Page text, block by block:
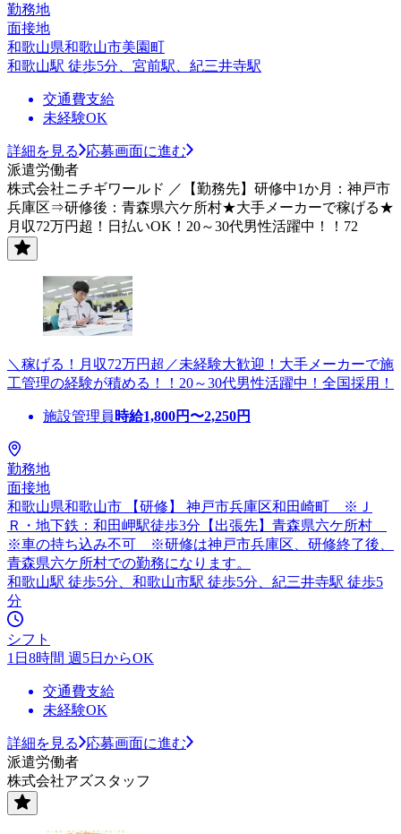
勤務地
面接地
和歌山県和歌山市美園町
和歌山駅 徒歩5分、宮前駅、紀三井寺駅
交通費支給
未経験OK
詳細を見る
応募画面に進む
派遣労働者
株式会社ニチギワールド ／【勤務先】研修中1か月：神戸市
兵庫区⇒研修後：青森県六ケ所村★大手メーカーで稼げる★
月収72万円超！日払いOK！20～30代男性活躍中！！72
＼稼げる！月収72万円超／未経験大歓迎！大手メーカーで施
工管理の経験が積める！！20～30代男性活躍中！全国採用！
施設管理員 時給1,800円〜2,250円
勤務地
面接地
和歌山県和歌山市 【研修】 神戸市兵庫区和田崎町 ※Ｊ
Ｒ・地下鉄：和田岬駅徒歩3分【出張先】青森県六ケ所村
※車の持ち込み不可 ※研修は神戸市兵庫区、研修終了後、
青森県六ケ所村での勤務になります。
和歌山駅 徒歩5分、和歌山市駅 徒歩5分、紀三井寺駅 徒歩5
分
シフト
1日8時間 週5日からOK
交通費支給
未経験OK
詳細を見る
応募画面に進む
派遣労働者
株式会社アズスタッフ